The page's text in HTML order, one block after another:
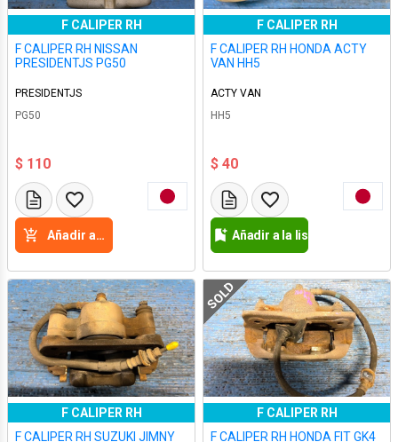
F CALIPER RH
F CALIPER RH NISSAN
PRESIDENTJS PG50
PRESIDENTJS
PG50
$ 110
Añadir a la cesta
F CALIPER RH
F CALIPER RH HONDA ACTY
VAN HH5
ACTY VAN
HH5
$ 40
Añadir a la lista de deseos
F CALIPER RH
F CALIPER RH SUZUKI JIMNY
SOLD
F CALIPER RH
F CALIPER RH HONDA FIT GK4